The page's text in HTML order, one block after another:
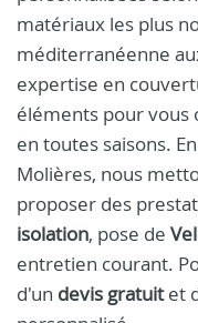
matériaux les plus
méditerranéenne
expertise en
éléments pour vous
en toutes saisons.
Molières, nous
proposer des
isolation, pose de
entretien courant.
d'un devis gratuitet